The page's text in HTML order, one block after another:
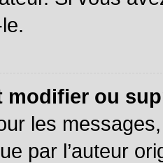
modifier ou
les
par l’auteur